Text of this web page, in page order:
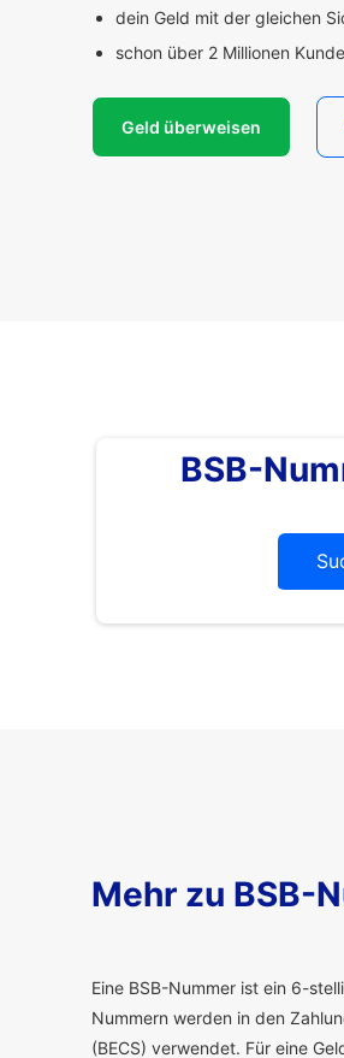
dein Geld mit der gleichen
schon über 2 Millionen
Geld überweisen
BSB-
Mehr zu BSB-
Eine BSB-Nummer ist ein 6-
Nummern werden in den
(BECS) verwendet. Für eine